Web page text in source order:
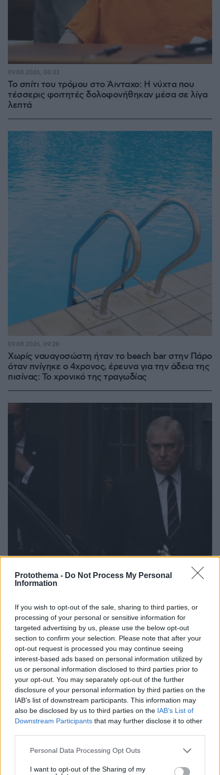
Protothema - Do Not Process My Personal
Information
If you wish to opt-out of the sale, sharing to third parties, or
processing of your personal or sensitive information for
targeted advertising by us, please use the below opt-out
section to confirm your selection. Please note that after your
opt-out request is processed you may continue seeing
interest-based ads based on personal information utilized by
us or personal information disclosed to third parties prior to
your opt-out. You may separately opt-out of the further
disclosure of your personal information by third parties on the
IAB’s list of downstream participants. This information may
also be disclosed by us to third parties on the IAB’s List of
Downstream Participants that may further disclose it to other
Please note that this website/app uses one or more Google
not limited to your visit or usage behaviour. You may click to
Personal Data Processing Opt Outs
I want to opt-out of the Sharing of my
Το σπίτι του τρόμου στο Άινταχο: Η νύχτα που
τέσσερις φοιτητές δολοφονήθηκαν μέσα σε λίγα
λεπτά
09.08.2026, 08:33
Χωρίς ναυαγοσώστη ήταν το beach bar στην Πάρο
όταν πνίγηκε ο 4χρονος, έρευνα για την άδεια της
πισίνας: Το χρονικό της τραγωδίας
09.08.2026, 09:28
Βασιλική κηδεία προβλέπεται για τον πρίγκιπα
Άντριου όταν πεθάνει παρά την αποκαθήλωσή
του, αντιδράσεις για το «μυστικό σχέδιο»
09.08.2026, 08:01
Ασθενής ξυλοκόπησε νοσηλεύτρια
στα Επείγοντα του Ερυθρού Σταυρού,
την άρπαξε από τα μαλλιά και τη
χτύπησε σε πόρτες - Τι καταγγέλλει η
ΠΟΕΔΗΝ
Εκτός κινδύνου στο 401 οι δύο